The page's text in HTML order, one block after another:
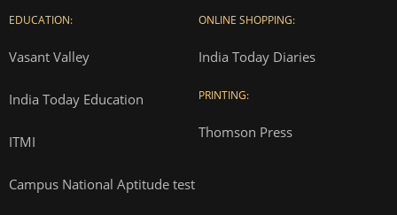
EDUCATION:
Vasant Valley
India Today Education
ITMI
Campus National Aptitude test
ONLINE SHOPPING:
India Today Diaries
PRINTING:
Thomson Press